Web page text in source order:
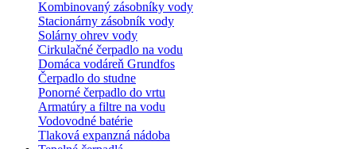
Kombinovaný zásobníky vody
Stacionárny zásobník vody
Solárny ohrev vody
Cirkulačné čerpadlo na vodu
Domáca vodáreň Grundfos
Čerpadlo do studne
Ponorné čerpadlo do vrtu
Armatúry a filtre na vodu
Vodovodné batérie
Tlaková expanzná nádoba